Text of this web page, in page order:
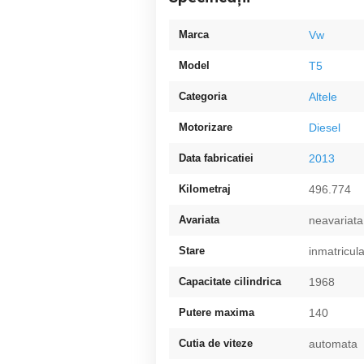
Marca Vw
Model T5
Categoria Altele
Motorizare Diesel
Data fabricatiei 2013
Kilometraj 496.774
Avariata neavariata
Stare
Capacitate cilindrica 1968
Putere maxima 140
Cutia de viteze automata